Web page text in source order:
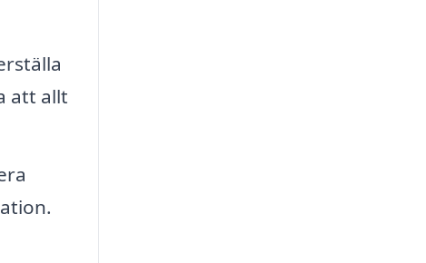
att allt